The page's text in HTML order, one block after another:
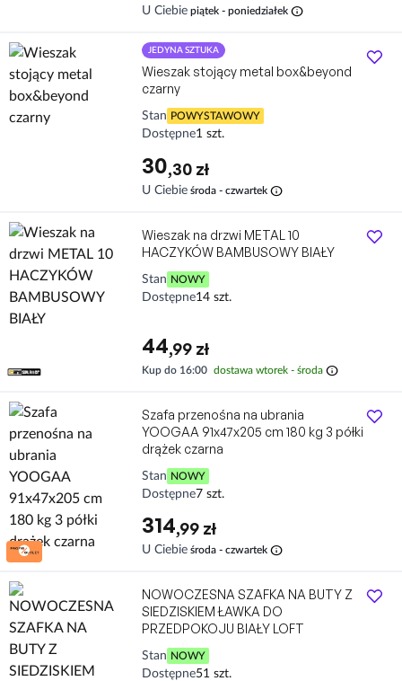
U Ciebie piątek - poniedziałek info
JEDYNA SZTUKA
Wieszak stojący metal box&beyond
czarny
Stan POWYSTAWOWY
Dostępne1 szt.
30,30 zł
U Ciebie środa - czwartek info
Wieszak na drzwi METAL 10
HACZYKÓW BAMBUSOWY BIAŁY
Stan NOWY
Dostępne14 szt.
44,99 zł
Kup do 16:00 dostawa wtorek - środa info
Szafa przenośna na ubrania
YOOGAA 91x47x205 cm 180 kg 3 półki
drążek czarna
Stan NOWY
Dostępne7 szt.
314,99 zł
U Ciebie środa - czwartek info
NOWOCZESNA SZAFKA NA BUTY Z
SIEDZISKIEM ŁAWKA DO
PRZEDPOKOJU BIAŁY LOFT
Stan NOWY
Dostępne51 szt.